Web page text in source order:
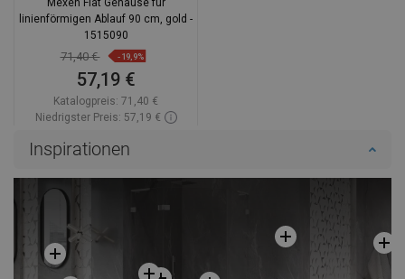
linienförmigen Ablauf 90 cm, gold -
1515090
71,40 € -19,9%
57,19 €
Katalogpreis: 71,40 €
Niedrigster Preis: 57,19 €
Favorit
Vergleichen
Inspirationen